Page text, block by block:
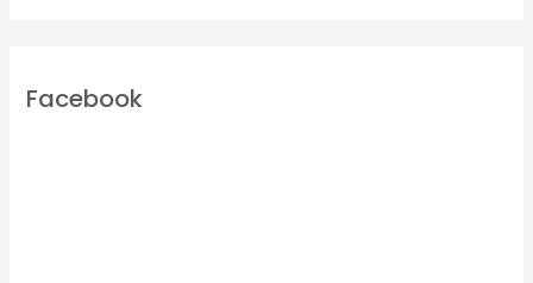
Facebook